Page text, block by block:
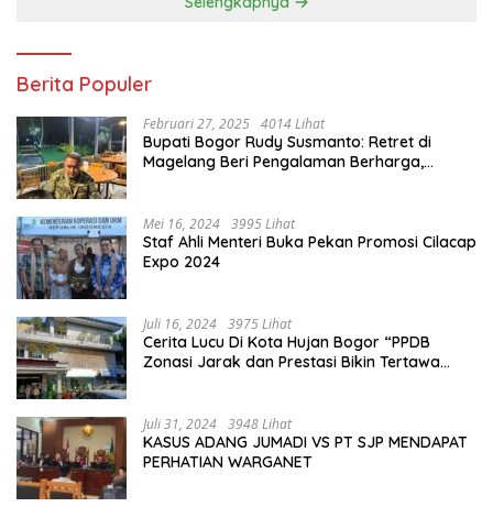
Berita Populer
Februari 27, 2025 4014 Lihat
Bupati Bogor Rudy Susmanto: Retret di
Magelang Beri Pengalaman Berharga,
Mei 16, 2024 3995 Lihat
Staf Ahli Menteri Buka Pekan Promosi Cilacap
Expo 2024
Juli 16, 2024 3975 Lihat
Cerita Lucu Di Kota Hujan Bogor “PPDB
Zonasi Jarak dan Prestasi Bikin Tertawa
Juli 31, 2024 3948 Lihat
KASUS ADANG JUMADI VS PT SJP MENDAPAT
PERHATIAN WARGANET